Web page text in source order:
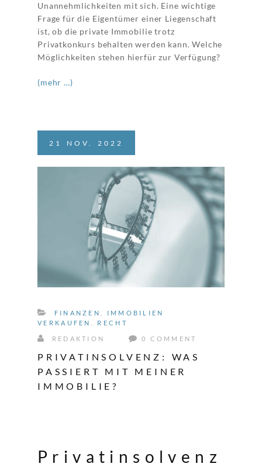
Unannehmlichkeiten mit sich. Eine wichtige
Frage für die Eigentümer einer Liegenschaft
ist, ob die private Immobilie trotz
Privatkonkurs behalten werden kann. Welche
Möglichkeiten stehen hierfür zur Verfügung?
(mehr …)
21 NOV. 2022
FINANZEN
IMMOBILIEN
VERKAUFEN
RECHT
REDAKTION 0 COMMENT
PRIVATINSOLVENZ: WAS
PASSIERT MIT MEINER
IMMOBILIE?
Privatinsolvenz